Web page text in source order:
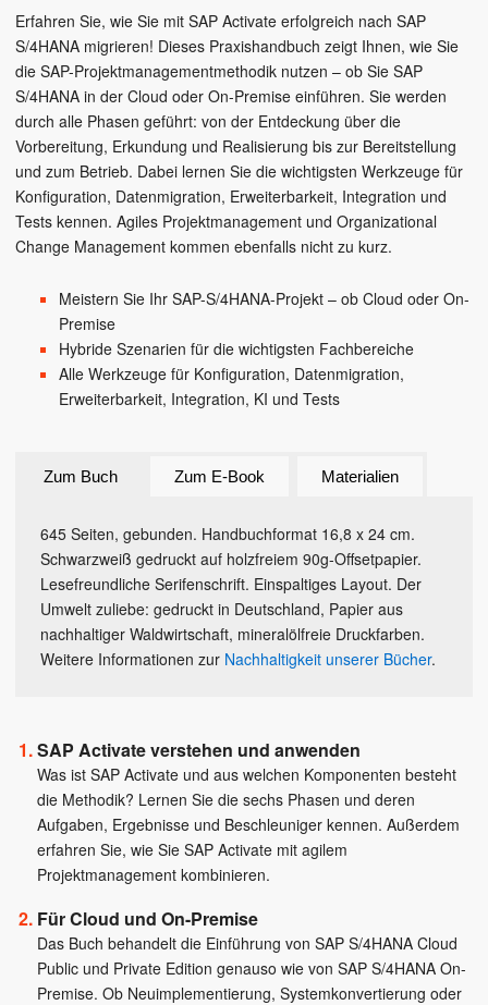
Erfahren Sie, wie Sie mit SAP Activate erfolgreich nach SAP
S/4HANA migrieren! Dieses Praxishandbuch zeigt Ihnen, wie Sie
die SAP-Projektmanagementmethodik nutzen – ob Sie SAP
S/4HANA in der Cloud oder On-Premise einführen. Sie werden
durch alle Phasen geführt: von der Entdeckung über die
Vorbereitung, Erkundung und Realisierung bis zur Bereitstellung
und zum Betrieb. Dabei lernen Sie die wichtigsten Werkzeuge für
Konfiguration, Datenmigration, Erweiterbarkeit, Integration und
Tests kennen. Agiles Projektmanagement und Organizational
Change Management kommen ebenfalls nicht zu kurz.
Meistern Sie Ihr SAP-S/4HANA-Projekt – ob Cloud oder On-
Premise
Hybride Szenarien für die wichtigsten Fachbereiche
Alle Werkzeuge für Konfiguration, Datenmigration,
Erweiterbarkeit, Integration, KI und Tests
Zum Buch Zum E-Book Materialien
645 Seiten, gebunden. Handbuchformat 16,8 x 24 cm.
Schwarzweiß gedruckt auf holzfreiem 90g-Offsetpapier.
Lesefreundliche Serifenschrift. Einspaltiges Layout. Der
Umwelt zuliebe: gedruckt in Deutschland, Papier aus
nachhaltiger Waldwirtschaft, mineralölfreie Druckfarben.
Weitere Informationen zur Nachhaltigkeit unserer Bücher.
SAP Activate verstehen und anwenden
Was ist SAP Activate und aus welchen Komponenten besteht
die Methodik? Lernen Sie die sechs Phasen und deren
Aufgaben, Ergebnisse und Beschleuniger kennen. Außerdem
erfahren Sie, wie Sie SAP Activate mit agilem
Projektmanagement kombinieren.
Für Cloud und On-Premise
Das Buch behandelt die Einführung von SAP S/4HANA Cloud
Public und Private Edition genauso wie von SAP S/4HANA On-
Premise. Ob Neuimplementierung, Systemkonvertierung oder